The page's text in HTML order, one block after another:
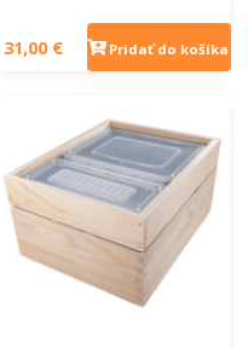
31,00 € Pridať do košíka